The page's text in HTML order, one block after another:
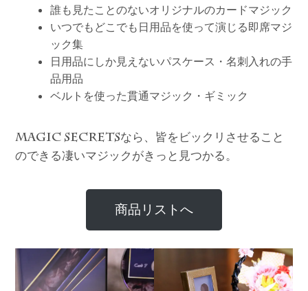
誰も見たことのないオリジナルのカードマジック
いつでもどこでも日用品を使って演じる即席マジ
ック集
日用品にしか見えないパスケース・名刺入れの手
品用品
ベルトを使った貫通マジック・ギミック
MAGIC SECRETSなら、皆をビックリさせること
のできる凄いマジックがきっと見つかる。
商品リストへ